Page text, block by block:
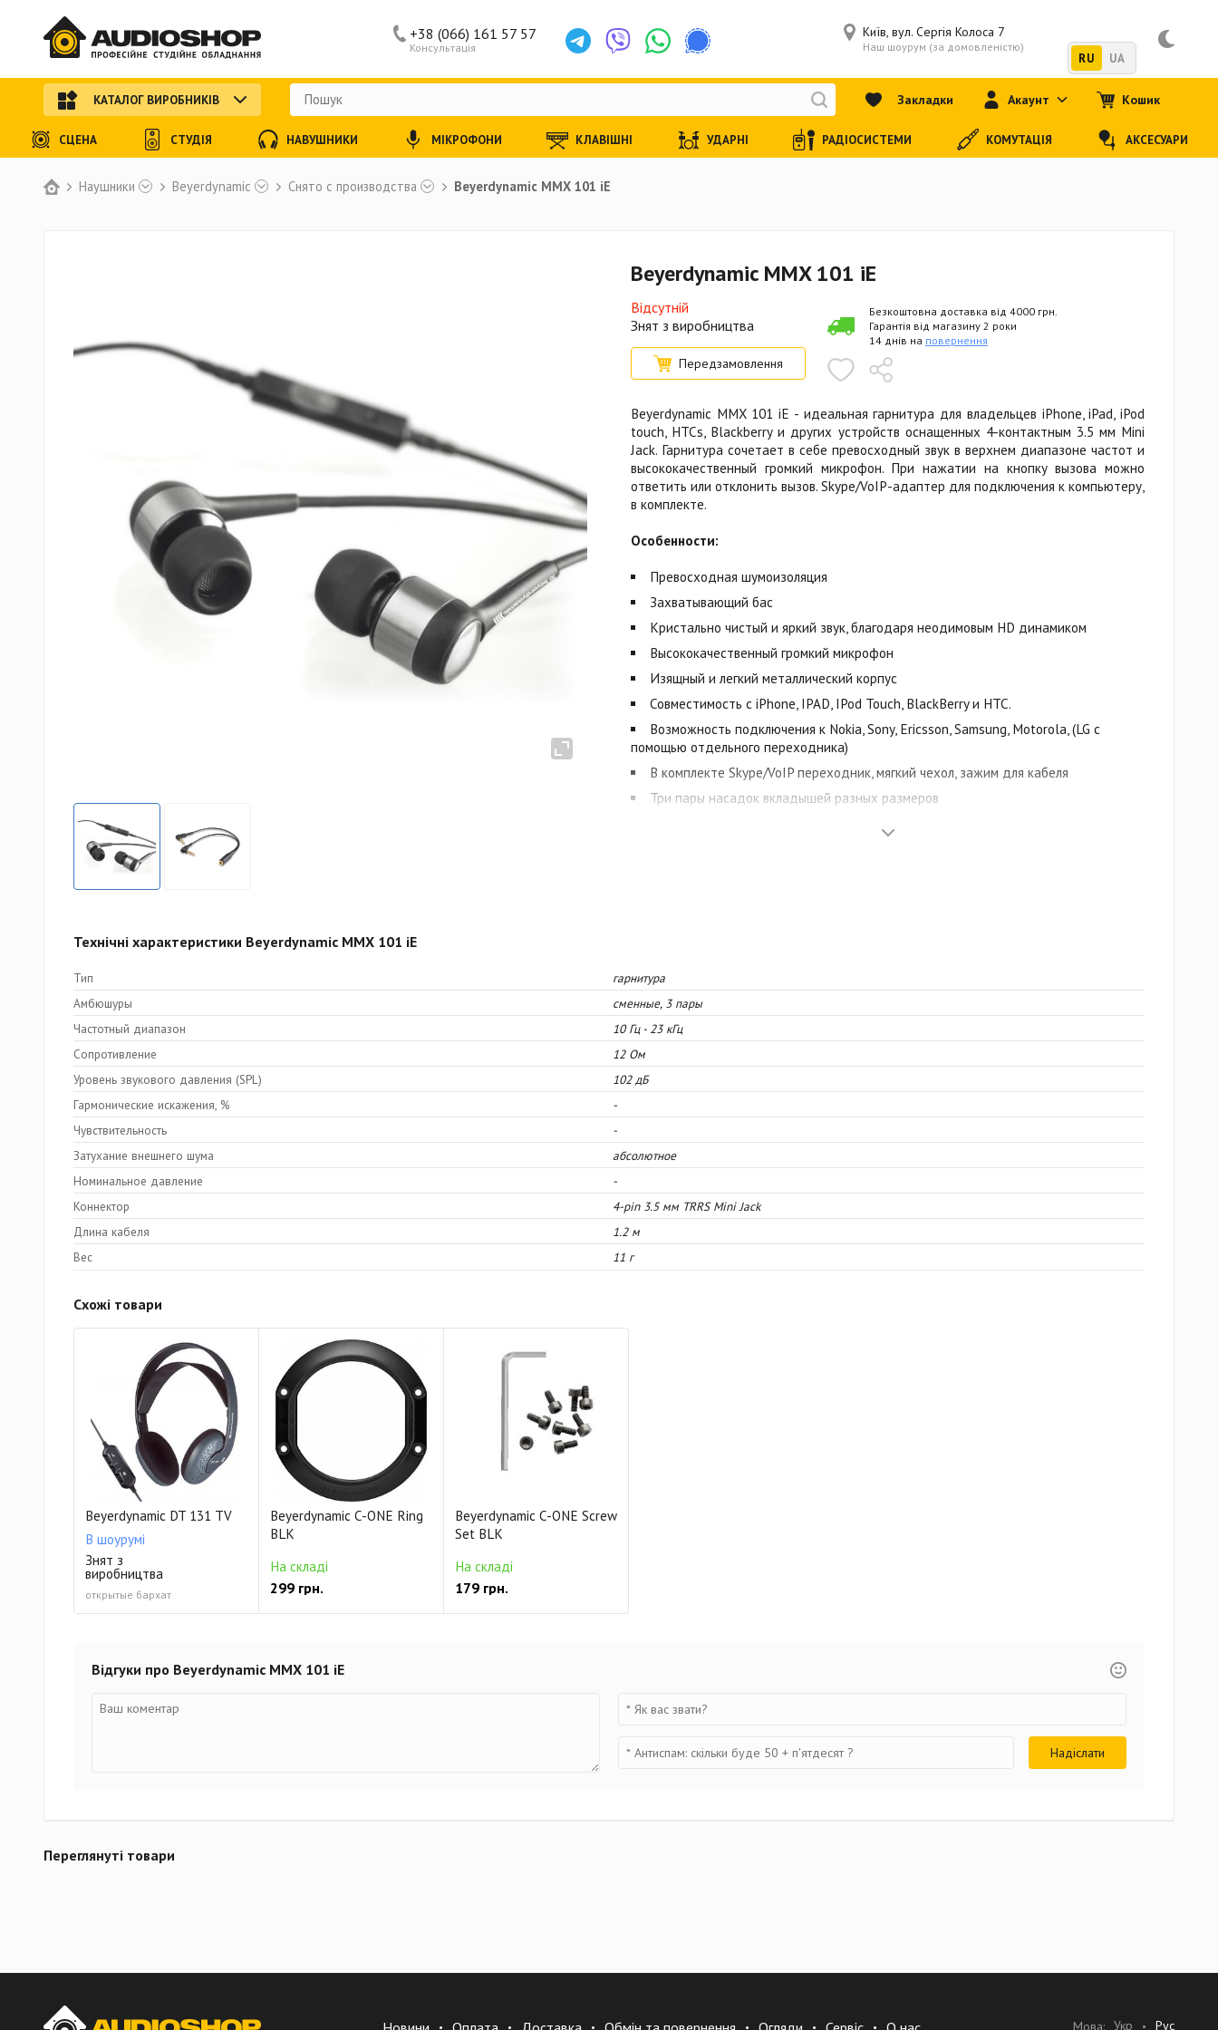
Наушники Beyerdynamic Снято с производства Beyerdynamic MMX 101 iE
Beyerdynamic MMX 101 iE
Відсутній
Знят з виробництва
Передзамовлення
Безкоштовна доставка від 4000 грн.
Гарантія від магазину 2 роки
14 днів на повернення
Beyerdynamic MMX 101 iE - идеальная гарнитура для владельцев iPhone, iPad, iPod
touch, HTCs, Blackberry и других устройств оснащенных 4-контактным 3.5 мм Mini
Jack. Гарнитура сочетает в себе превосходный звук в верхнем диапазоне частот и
высококачественный громкий микрофон. При нажатии на кнопку вызова можно
ответить или отклонить вызов. Skype/VoIP-адаптер для подключения к компьютеру,
в комплекте.
Особенности:
Превосходная шумоизоляция
Захватывающий бас
Кристально чистый и яркий звук, благодаря неодимовым HD динамиком
Высококачественный громкий микрофон
Изящный и легкий металлический корпус
Совместимость с iPhone, IPAD, IPod Touch, BlackBerry и HTC.
Возможность подключения к Nokia, Sony, Ericsson, Samsung, Motorola, (LG с
помощью отдельного переходника)
В комплекте Skype/VoIP переходник, мягкий чехол, зажим для кабеля
Три пары насадок вкладышей разных размеров
Технічні характеристики Beyerdynamic MMX 101 iE
Тип
гарнитура
Амбюшуры
cменные, 3 пары
Частотный диапазон
10 Гц - 23 кГц
Сопротивление
12 Ом
Уровень звукового давления (SPL)
102 дБ
Гармонические искажения, %
-
Чувствительность
-
Затухание внешнего шума
абсолютное
Номинальное давление
-
Коннектор
4-pin 3.5 мм TRRS Mini Jack
Длина кабеля
1.2 м
Вес
11 г
Схожі товари
Beyerdynamic DT 131 TV
В шоурумі
Знят з
виробництва
открытые бархат
Beyerdynamic C-ONE Ring
BLK
На складі
299 грн.
Beyerdynamic C-ONE Screw
Set BLK
На складі
179 грн.
Відгуки про Beyerdynamic MMX 101 iE
Переглянуті товари
Консультація
+38 (066) 161 57 57 Київ, вул. Сергія Колоса 7
Наш шоурум (за домовленістю)
RU UA
КАТАЛОГ ВИРОБНИКІВ Закладки Акаунт Кошик
СЦЕНА СТУДІЯ НАВУШНИКИ МІКРОФОНИ КЛАВІШНІ УДАРНІ РАДІОСИСТЕМИ КОМУТАЦІЯ АКСЕСУАРИ
Мова: Укр Рус